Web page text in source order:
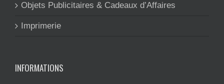
Objets Publicitaires & Cadeaux d’Affaires
Imprimerie
INFORMATIONS